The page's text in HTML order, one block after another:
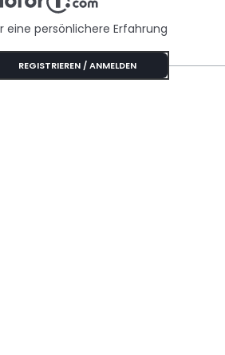
Specials
eine persönlichere Erfahrung
REGISTRIEREN / ANMELDEN